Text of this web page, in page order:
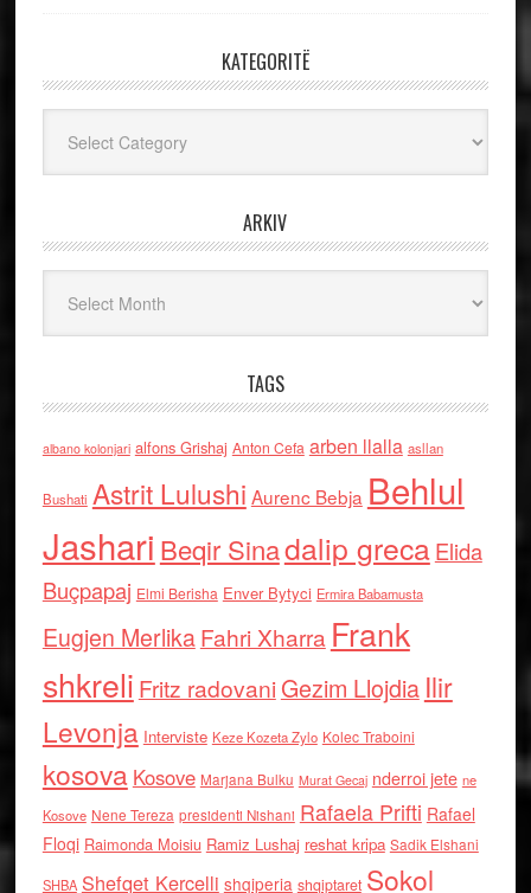
KATEGORITË
ARKIV
TAGS
albano kolonjari alfons Grishaj Anton Cefa arben llalla asllan
Bushati Astrit Lulushi Aurenc Bebja Behlul
Jashari Beqir Sinadalip grecaElida
Buçpapaj Elmi Berisha Enver Bytyci Ermira Babamusta
Eugjen MerlikaFahri Xharra Frank
shkreli Fritz radovaniGezim Llojdia Ilir
Levonja Interviste Keze Kozeta Zylo Kolec Traboini
kosova Kosove Marjana Bulku Murat Gecaj nderroi jete ne
Kosove Nene Tereza presidenti Nishani Rafaela Prifti Rafael
Floqi Raimonda Moisiu Ramiz Lushaj reshat kripa Sadik Elshani
SHBA Shefqet Kercelli shqiperia shqiptaret Sokol